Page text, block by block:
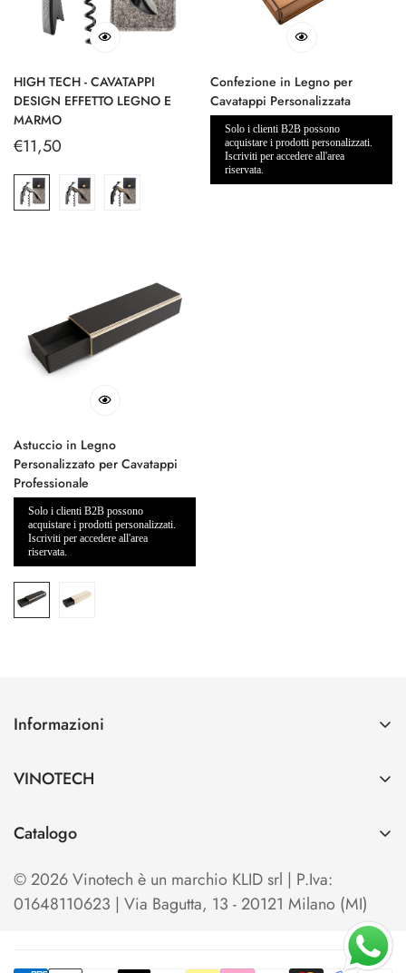
HIGH TECH - CAVATAPPI
DESIGN EFFETTO LEGNO E
MARMO
Prezzo
regolare
€11,50
Confezione in Legno per
Cavatappi Personalizzata
Solo i clienti B2B possono
acquistare i prodotti personalizzati.
Iscriviti per accedere all'area
riservata.
Astuccio in Legno
Personalizzato per Cavatappi
Professionale
Solo i clienti B2B possono
acquistare i prodotti personalizzati.
Iscriviti per accedere all'area
riservata.
Informazioni
Spedizioni e Pagamenti
Cerca
Termini e condizioni di Vendita
Privacy Policy
VINOTECH
Vinotech B2B
Blog
Catalogo
TO OPEN
TO SERVE & STORE
© 2026 Vinotech è un marchio KLID srl | P.Iva:
01648110623 | Via Bagutta, 13 - 20121 Milano (MI)